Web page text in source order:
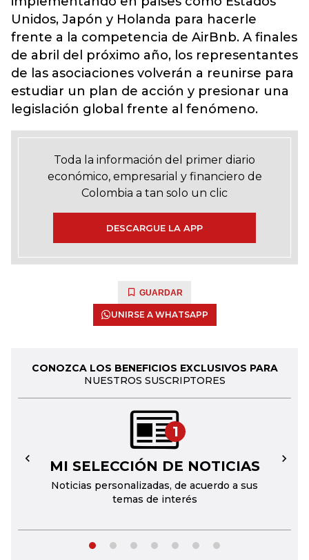
Unidos, Japón y Holanda para hacerle
frente a la competencia de AirBnb. A finales
de abril del próximo año, los representantes
de las asociaciones volverán a reunirse para
estudiar un plan de acción y presionar una
legislación global frente al fenómeno.
Toda la información del primer diario
económico, empresarial y financiero de
Colombia a tan solo un clic
DESCARGUE LA APP
GUARDAR
UNIRSE A WHATSAPP
CONOZCA LOS BENEFICIOS EXCLUSIVOS PARA
NUESTROS SUSCRIPTORES
1
MI SELECCIÓN DE NOTICIAS
Noticias personalizadas, de acuerdo a sus
temas de interés
← →